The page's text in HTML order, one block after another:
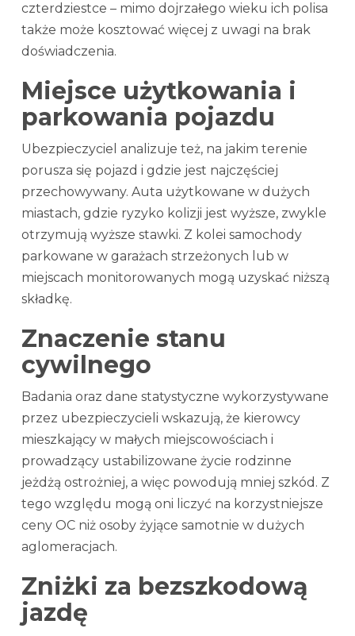
czterdziestce – mimo dojrzałego wieku ich polisa
także może kosztować więcej z uwagi na brak
doświadczenia.
Miejsce użytkowania i
parkowania pojazdu
Ubezpieczyciel analizuje też, na jakim terenie
porusza się pojazd i gdzie jest najczęściej
przechowywany. Auta użytkowane w dużych
miastach, gdzie ryzyko kolizji jest wyższe, zwykle
otrzymują wyższe stawki. Z kolei samochody
parkowane w garażach strzeżonych lub w
miejscach monitorowanych mogą uzyskać niższą
składkę.
Znaczenie stanu
cywilnego
Badania oraz dane statystyczne wykorzystywane
przez ubezpieczycieli wskazują, że kierowcy
mieszkający w małych miejscowościach i
prowadzący ustabilizowane życie rodzinne
jeżdżą ostrożniej, a więc powodują mniej szkód. Z
tego względu mogą oni liczyć na korzystniejsze
ceny OC niż osoby żyjące samotnie w dużych
aglomeracjach.
Zniżki za bezszkodową
jazdę